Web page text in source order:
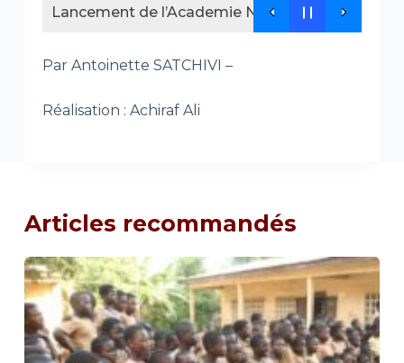
Lancement de l’Academie NEDEL Africa , un
Par Antoinette SATCHIVI –
Réalisation : Achiraf Ali
Articles recommandés